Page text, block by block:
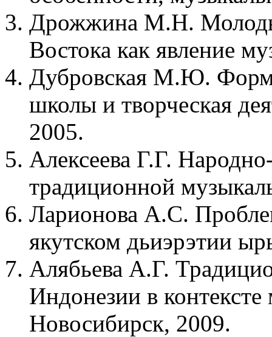
Дрожжина М.Н.
Востока как явление
Дубровская М.Ю.
школы и творческая
2005.
Алексеева Г.Г.
традиционной
Ларионова А.С.
якутском дьиэрэтии
Алябьева А.Г.
Индонезии в
Новосибирск, 2009.